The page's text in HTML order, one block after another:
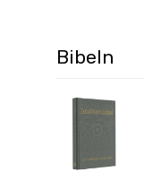
Bibeln